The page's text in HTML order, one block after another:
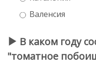
Валенсия
В каком году
"томатное